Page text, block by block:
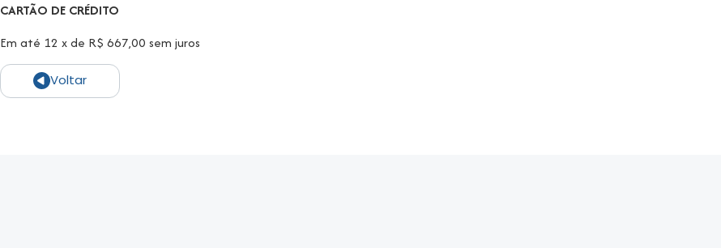
CARTÃO DE CRÉDITO
Em até 12 x de R$ 667,00 sem juros
Voltar